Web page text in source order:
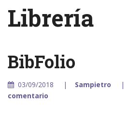
Librería
BibFolio
03/09/2018 Sampietro
comentario